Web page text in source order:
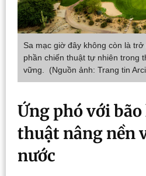
Sa mạc giờ đây không còn là
phần chiến thuật tự nhiên trong
vững. (Nguồn ảnh: Trang tin
Ứng phó với
thuật nâng nền
nước